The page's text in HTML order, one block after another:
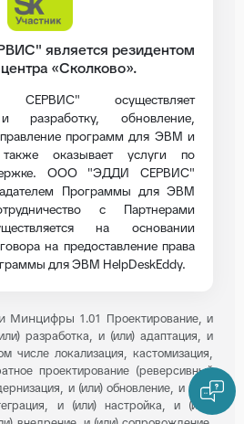
является резидентом
«Сколково».
осуществляет
разработку, обновление,
программ для ЭВМ и
оказывает услуги по
ООО "ЭДДИ СЕРВИС"
Программы для ЭВМ
с Партнерами
на основании
на предоставление права
для ЭВМ HelpDeskEddy.
Минцифры 1.01 Проектирование, и
разработка, и (или) адаптация, и
числе локализация, кастомизация,
проектирование (реверсивный
и (или) обновление, и (или)
и (или) настройка, и (или)